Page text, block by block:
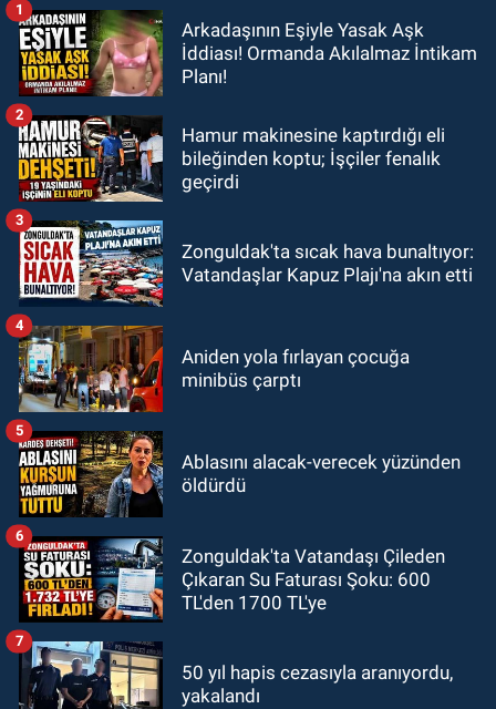
Arkadaşının Eşiyle Yasak Aşk
İddiası! Ormanda Akılalmaz İntikam
Planı!
1
Hamur makinesine kaptırdığı eli
bileğinden koptu; İşçiler fenalık
geçirdi
2
Zonguldak'ta sıcak hava bunaltıyor:
Vatandaşlar Kapuz Plajı'na akın etti
3
Aniden yola fırlayan çocuğa
minibüs çarptı
4
Ablasını alacak-verecek yüzünden
öldürdü
5
Zonguldak'ta Vatandaşı Çileden
Çıkaran Su Faturası Şoku: 600
TL'den 1700 TL'ye
6
50 yıl hapis cezasıyla aranıyordu,
yakalandı
7